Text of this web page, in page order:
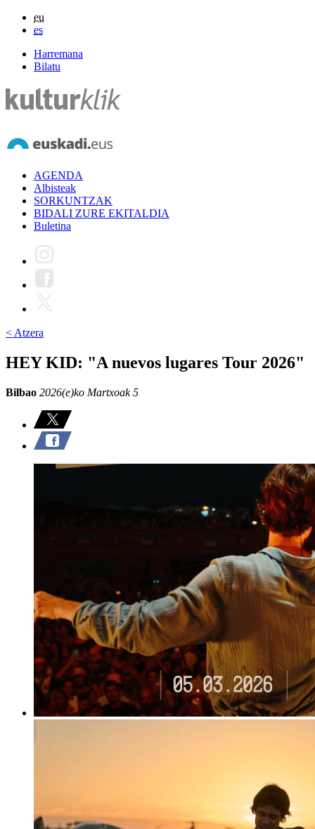
eu
es
Harremana
Bilatu
AGENDA
Albisteak
SORKUNTZAK
BIDALI ZURE EKITALDIA
Buletina
< Atzera
HEY KID: "A nuevos lugares Tour 2026"
Bilbao 2026(e)ko Martxoak 5